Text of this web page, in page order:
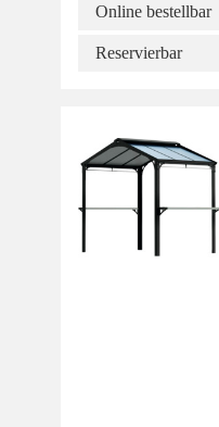
Online bestellbar
Reservierbar